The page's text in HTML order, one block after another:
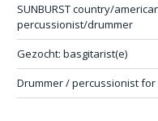
SUNBURST country/
percussionist/drummer
Gezocht: basgitarist(e)
Drummer / percussionist